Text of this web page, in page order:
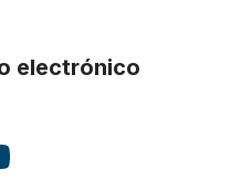
electrónico